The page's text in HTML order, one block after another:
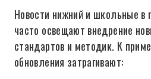
Новости нижний и школьные в
часто освещают внедрение
стандартов и методик. К
обновления затрагивают: